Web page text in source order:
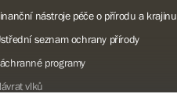
nástroje péče o přírodu a krajinu
seznam ochrany přírody
programy
vlků